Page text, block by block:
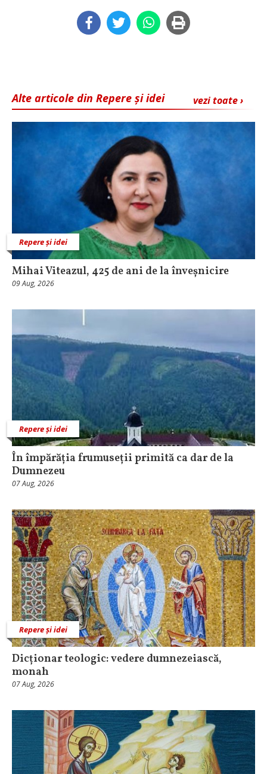
vezi toate ›
Alte articole din Repere și idei
Repere și idei
Mihai Viteazul, 425 de ani de la înveșnicire
09 Aug, 2026
Repere și idei
În împărăția frumuseții primită ca dar de la
Dumnezeu
07 Aug, 2026
Repere și idei
Dicționar teologic: vedere dumnezeiască,
monah
07 Aug, 2026